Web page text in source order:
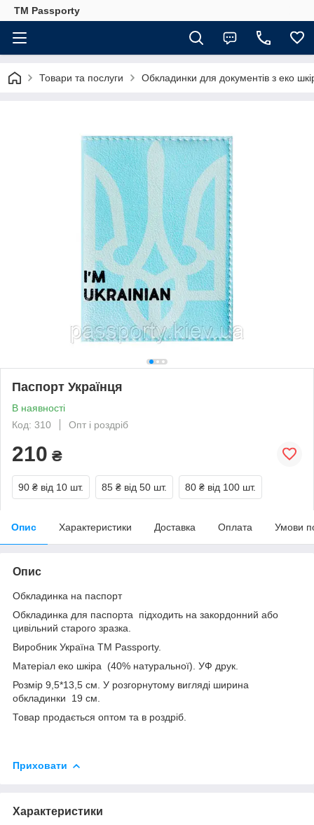
TM Passporty
Товари та послуги Обкладинки для документів з еко
Паспорт Українця
В наявності
Код: 310
Опт і роздріб
210 ₴
90 ₴ від 10 шт. 85 ₴ від 50 шт. 80 ₴ від 100 шт.
Опис Характеристики Доставка Оплата Умови
Опис
Обкладинка на паспорт
Обкладинка для паспорта підходить на закордонний або
цивільний старого зразка.
Виробник Україна TM Passporty.
Матеріал еко шкіра (40% натуральної). УФ друк.
Розмір 9,5*13,5 см. У розгорнутому вигляді ширина
обкладинки 19 см.
Товар продається оптом та в роздріб.
Приховати
Характеристики